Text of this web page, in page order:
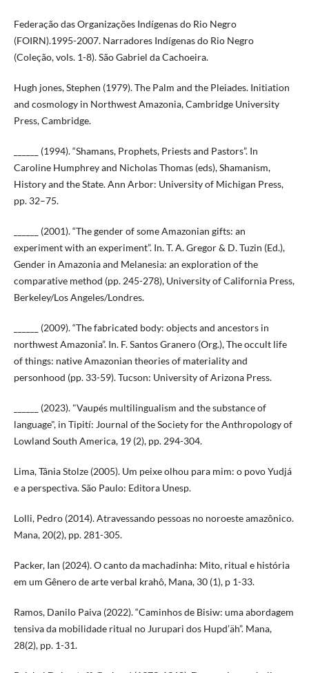
Federação das Organizações Indígenas do Rio Negro
(FOIRN).1995-2007. Narradores Indígenas do Rio Negro
(Coleção, vols. 1-8). São Gabriel da Cachoeira.
Hugh jones, Stephen (1979). The Palm and the Pleiades. Initiation
and cosmology in Northwest Amazonia, Cambridge University
Press, Cambridge.
______ (1994). “Shamans, Prophets, Priests and Pastors”. In
Caroline Humphrey and Nicholas Thomas (eds), Shamanism,
History and the State. Ann Arbor: University of Michigan Press,
pp. 32–75.
______ (2001). “The gender of some Amazonian gifts: an
experiment with an experiment”. In. T. A. Gregor & D. Tuzin (Ed.),
Gender in Amazonia and Melanesia: an exploration of the
comparative method (pp. 245-278), University of California Press,
Berkeley/Los Angeles/Londres.
______ (2009). “The fabricated body: objects and ancestors in
northwest Amazonia”. In. F. Santos Granero (Org.), The occult life
of things: native Amazonian theories of materiality and
personhood (pp. 33-59). Tucson: University of Arizona Press.
______ (2023). "Vaupés multilingualism and the substance of
language", in Tipití: Journal of the Society for the Anthropology of
Lowland South America, 19 (2), pp. 294-304.
Lima, Tânia Stolze (2005). Um peixe olhou para mim: o povo Yudjá
e a perspectiva. São Paulo: Editora Unesp.
Lolli, Pedro (2014). Atravessando pessoas no noroeste amazônico.
Mana, 20(2), pp. 281-305.
Packer, Ian (2024). O canto da machadinha: Mito, ritual e história
em um Gênero de arte verbal krahô, Mana, 30 (1), p 1-33.
Ramos, Danilo Paiva (2022). “Caminhos de Bisiw: uma abordagem
tensiva da mobilidade ritual no Jurupari dos Hupd’äh”. Mana,
28(2), pp. 1-31.